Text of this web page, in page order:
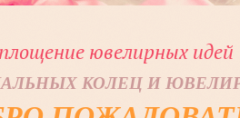
ювелирных идей
КОЛЕЦ И